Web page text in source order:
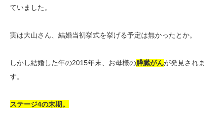
ていました。
実は大山さん、結婚当初挙式を挙げる予定は無かったとか。
しかし結婚した年の2015年末、お母様の膵臓がんが発見されま
す。
ステージ4の末期。